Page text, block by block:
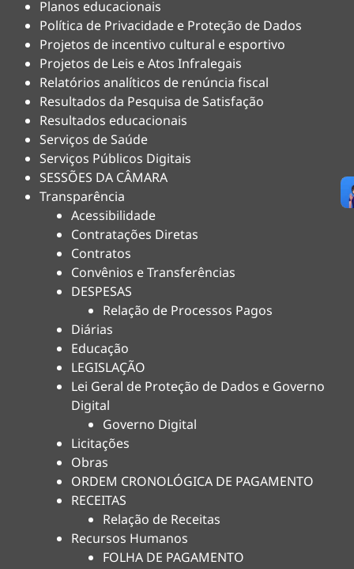
Planos educacionais
Política de Privacidade e Proteção de Dados
Projetos de incentivo cultural e esportivo
Projetos de Leis e Atos Infralegais
Relatórios analíticos de renúncia fiscal
Resultados da Pesquisa de Satisfação
Resultados educacionais
Serviços de Saúde
Serviços Públicos Digitais
SESSÕES DA CÂMARA
Transparência
Acessibilidade
Contratações Diretas
Contratos
Convênios e Transferências
DESPESAS
Relação de Processos Pagos
Diárias
Educação
LEGISLAÇÃO
Lei Geral de Proteção de Dados e Governo
Digital
Governo Digital
Licitações
Obras
ORDEM CRONOLÓGICA DE PAGAMENTO
RECEITAS
Relação de Receitas
Recursos Humanos
FOLHA DE PAGAMENTO